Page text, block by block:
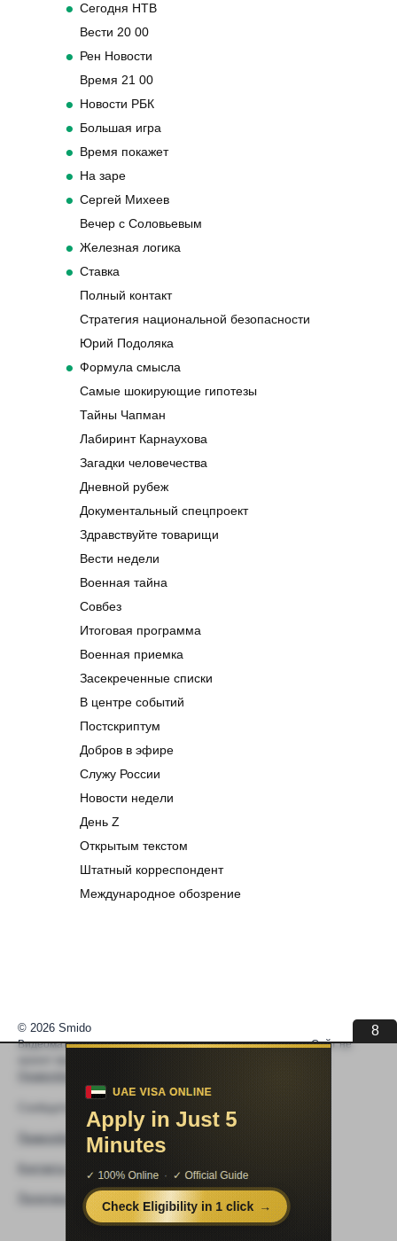
Сегодня НТВ
Вести 20 00
Рен Новости
Время 21 00
Новости РБК
Большая игра
Время покажет
На заре
Сергей Михеев
Вечер с Соловьевым
Железная логика
Ставка
Полный контакт
Стратегия национальной безопасности
Юрий Подоляка
Формула смысла
Самые шокирующие гипотезы
Тайны Чапман
Лабиринт Карнаухова
Загадки человечества
Дневной рубеж
Документальный спецпроект
Здравствуйте товарищи
Вести недели
Военная тайна
Совбез
Итоговая программа
Военная приемка
Засекреченные списки
В центре событий
Постскриптум
Добров в эфире
Служу России
Новости недели
День Z
Открытым текстом
Штатный корреспондент
Международное обозрение
8
© 2026 Smido
Видеоматериалы встраиваются из открытых источников. Сайт не
Видео не работает
Правообладателям
Политика конфиденциальности